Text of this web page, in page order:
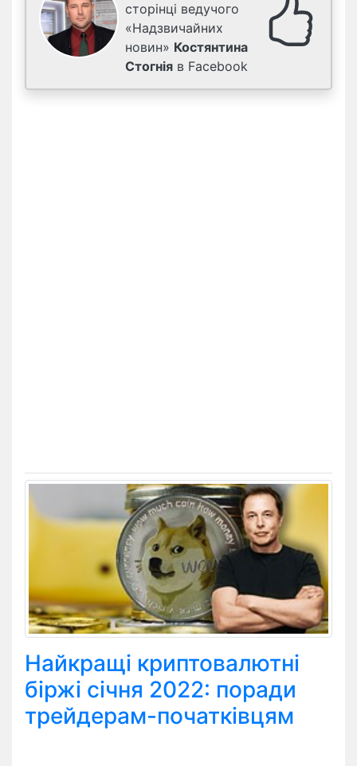
сторінці ведучого
«Надзвичайних
новин» Костянтина
Стогнія в Facebook
Найкращі криптовалютні
біржі січня 2022: поради
трейдерам-початківцям